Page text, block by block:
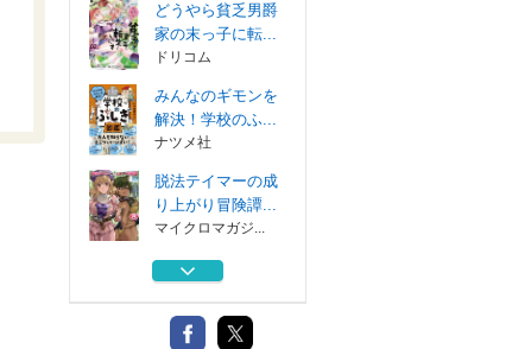
どうやら貧乏男爵
家の末っ子に転...
ドリコム
みんなのギモンを
解決！学校のふ...
ナツメ社
脱法テイマーの成
り上がり冒険譚...
マイクロマガジ...
侯爵家の落ちこぼ
集英社